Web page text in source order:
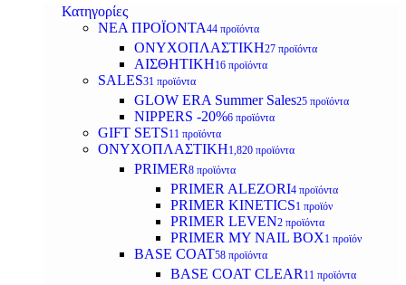
Κατηγορίες
ΝΕΑ ΠΡΟΪΟΝΤΑ44 προϊόντα
ΟΝΥΧΟΠΛΑΣΤΙΚΗ27 προϊόντα
ΑΙΣΘΗΤΙΚΗ16 προϊόντα
SALES31 προϊόντα
GLOW ERA Summer Sales25 προϊόντα
NIPPERS -20%6 προϊόντα
GIFT SETS11 προϊόντα
ΟΝΥΧΟΠΛΑΣΤΙΚΗ1,820 προϊόντα
PRIMER8 προϊόντα
PRIMER ALEZORI4 προϊόντα
PRIMER KINETICS1 προϊόν
PRIMER LEVEN2 προϊόντα
PRIMER MY NAIL BOX1 προϊόν
BASE COAT58 προϊόντα
BASE COAT CLEAR 11 προϊόντα